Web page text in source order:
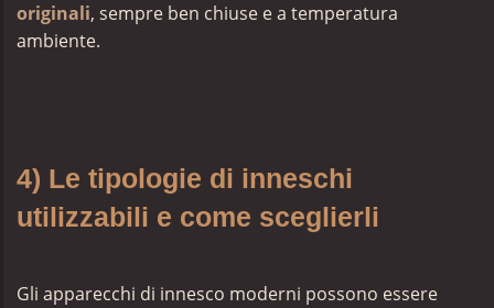
originali, sempre ben chiuse e a temperatura
ambiente.
4) Le tipologie di inneschi
utilizzabili e come sceglierli
Gli apparecchi di innesco moderni possono essere